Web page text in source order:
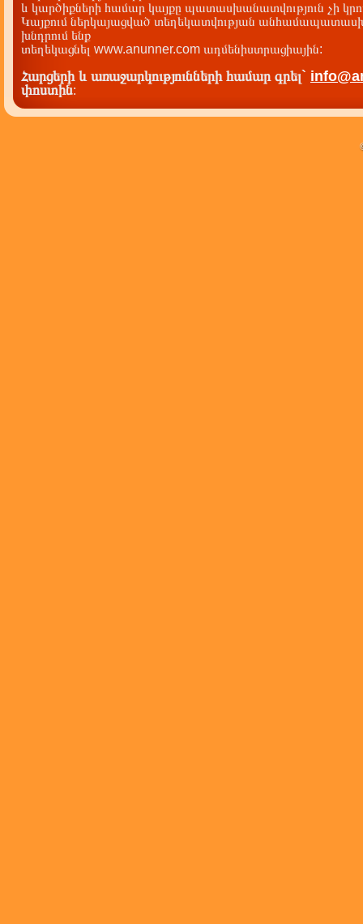
և կարծիքների համար կայքը պատասխանատվություն չի
Կայքում ներկայացված տեղեկատվության
խնդրում ենք
տեղեկացնել www.anunner.com ադմենիստրացիային:
Հարցերի և առաջարկությունների համար գրել`
փոստին: